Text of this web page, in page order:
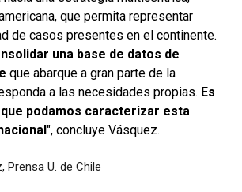
que permita representar
de casos presentes en el continente.
una base de datos de
que abarque a gran parte de la
a las necesidades propias. Es
podamos caracterizar esta
", concluye Vásquez.
Prensa U. de Chile